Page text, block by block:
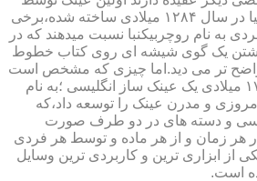
سالوینو دارماتی اهل ایتالیا در سال ۱۲۸۴ میلادی ساخته شده،برخی
به نام روچربیکنبا نسبت میدهند که در
گذاشتن یک گوی شیشه ای روی کتاب خطوط
تر می دید.اما چیزی که مشخص است
این است که در سال ۱۷۲۷ میلادی یک عینک ساز انگلیسی ؛به نام
و مدرن عینک را توسعه داد،که
و دسته های در دو طرف صورت
هر زمان و از هر ماده و توسط هر فردی
از ابزاری ترین و کاربردی ترین وسایل
است.